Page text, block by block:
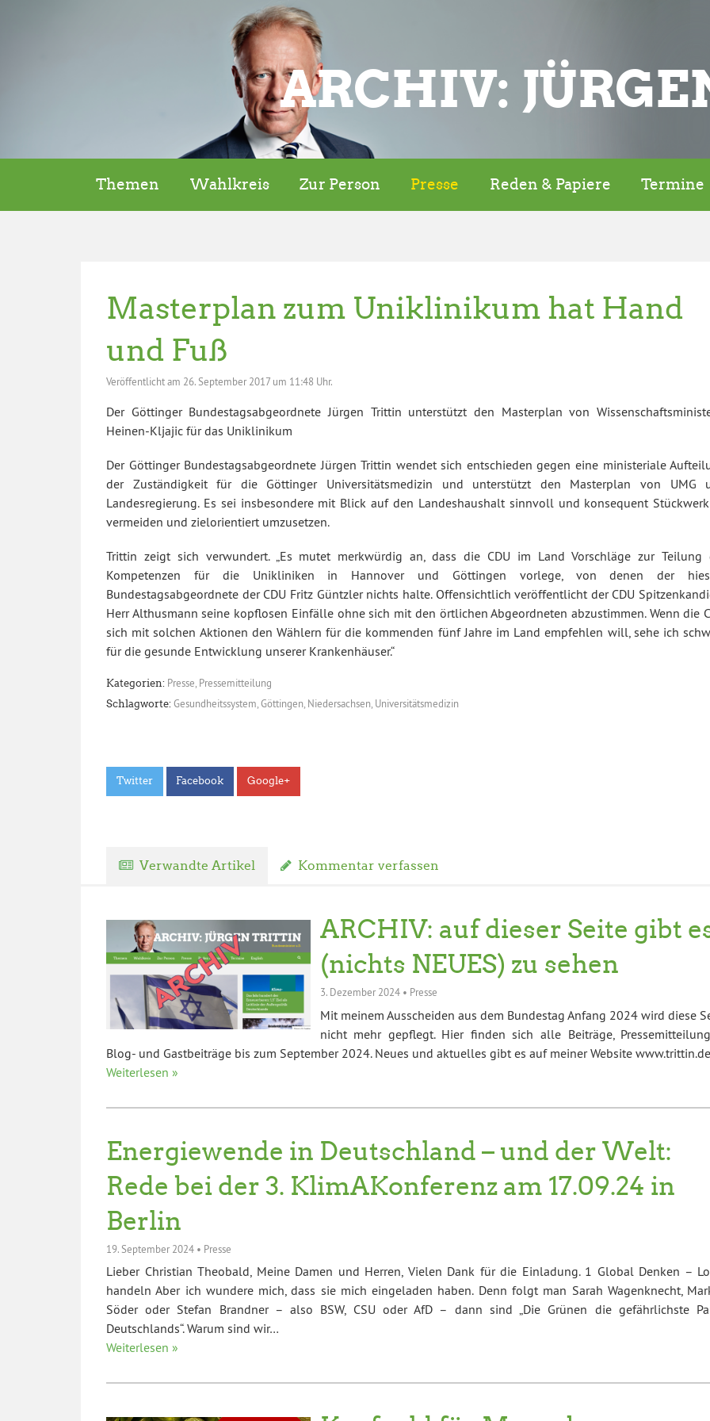
ARCHIV:
Themen Wahlkreis Zur Person Presse Reden & Papiere Termine
Masterplan zum Uniklinikum hat Hand
und Fuß
Veröffentlicht am 26. September 2017 um 11:48 Uhr.
Der Göttinger Bundestagsabgeordnete Jürgen Trittin unterstützt den Masterplan von
Heinen-Kljajic für das Uniklinikum
Der Göttinger Bundestagsabgeordnete Jürgen Trittin wendet sich entschieden gegen eine ministeriale
der Zuständigkeit für die Göttinger Universitätsmedizin und unterstützt den Masterplan von UMG
Landesregierung. Es sei insbesondere mit Blick auf den Landeshaushalt sinnvoll und konsequent
vermeiden und zielorientiert umzusetzen.
Trittin zeigt sich verwundert. „Es mutet merkwürdig an, dass die CDU im Land Vorschläge zur Teilung
Kompetenzen für die Unikliniken in Hannover und Göttingen vorlege, von denen der
Bundestagsabgeordnete der CDU Fritz Güntzler nichts halte. Offensichtlich veröffentlicht der CDU
Herr Althusmann seine kopflosen Einfälle ohne sich mit den örtlichen Abgeordneten abzustimmen. Wenn die
sich mit solchen Aktionen den Wählern für die kommenden fünf Jahre im Land empfehlen will, sehe ich
für die gesunde Entwicklung unserer Krankenhäuser.“
Kategorien: Presse, Pressemitteilung
Schlagworte: Gesundheitssystem Göttingen Niedersachsen Universitätsmedizin
Twitter Facebook Google+
Verwandte Artikel Kommentar verfassen
ARCHIV: auf dieser Seite gibt
(nichts NEUES) zu sehen
3. Dezember 2024• Presse
Mit meinem Ausscheiden aus dem Bundestag Anfang 2024 wird diese
nicht mehr gepflegt. Hier finden sich alle Beiträge,
Blog- und Gastbeiträge bis zum September 2024. Neues und aktuelles gibt es auf meiner Website www.trittin.de
Weiterlesen »
Energiewende in Deutschland – und der Welt:
Rede bei der 3. KlimAKonferenz am 17.09.24 in
Berlin
19. September 2024 • Presse
Lieber Christian Theobald, Meine Damen und Herren, Vielen Dank für die Einladung. 1 Global Denken –
handeln Aber ich wundere mich, dass sie mich eingeladen haben. Denn folgt man Sarah Wagenknecht,
Söder oder Stefan Brandner – also BSW, CSU oder AfD – dann sind „Die Grünen die gefährlichste
Deutschlands“. Warum sind wir…
Weiterlesen »